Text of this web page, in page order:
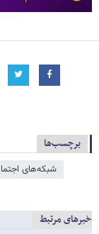
برچسب‌ها
شبکه‌‌های
خبرهای مرتبط